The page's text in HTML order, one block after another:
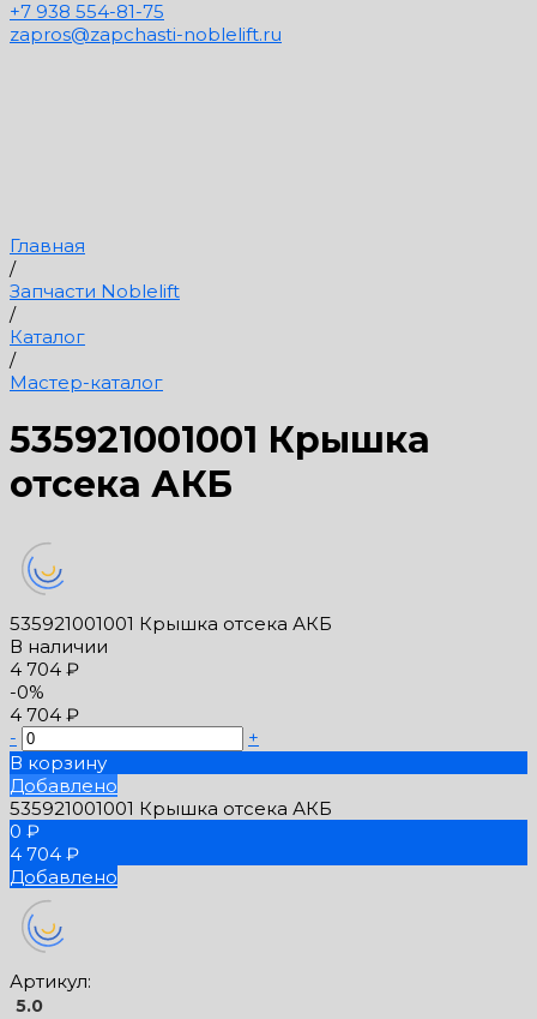
+7 938 554-81-75
zapros@zapchasti-noblelift.ru
Главная
/
Запчасти Noblelift
/
Каталог
/
Мастер-каталог
535921001001 Крышка
отсека АКБ
535921001001 Крышка отсека АКБ
В наличии
4 704 ₽
-0%
4 704 ₽
-
+
В корзину
Добавлено
535921001001 Крышка отсека АКБ
0 ₽
4 704 ₽
Добавлено
Артикул:
5.0